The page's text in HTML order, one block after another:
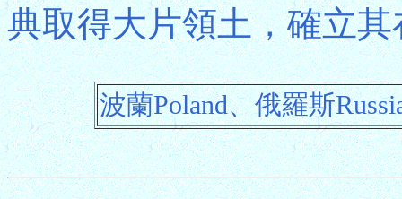
典取得大片領土，確立
波蘭Poland、俄羅斯